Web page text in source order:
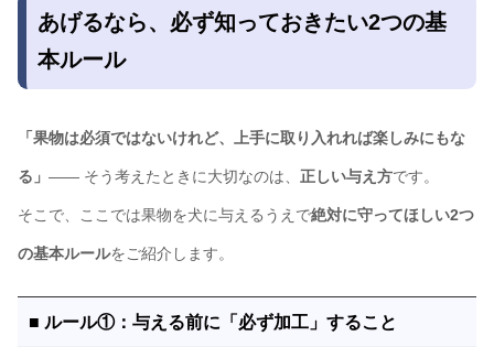
あげるなら、必ず知っておきたい2つの基
本ルール
「果物は必須ではないけれど、上手に取り入れれば楽しみにもな
る」 ―― そう考えたときに大切なのは、 正しい与え方です。
そこで、ここでは果物を犬に与えるうえで絶対に守ってほしい2つ
の基本ルールをご紹介します。
■ ルール①：与える前に「必ず加工」すること